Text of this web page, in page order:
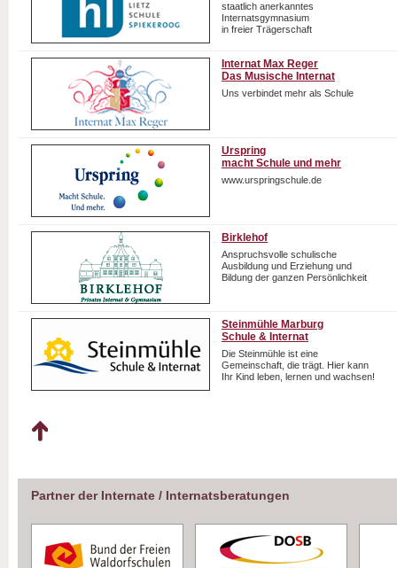
staatlich anerkanntes
Internatsgymnasium
in freier Trägerschaft
Internat Max Reger
Das Musische Internat
Uns verbindet mehr als Schule
Urspring
macht Schule und mehr
www.urspringschule.de
Birklehof
Anspruchsvolle schulische
Ausbildung und Erziehung und
Bildung der ganzen Persönlichkeit
Steinmühle Marburg
Schule & Internat
Die Steinmühle ist eine
Gemeinschaft, die trägt. Hier kann
Ihr Kind leben, lernen und wachsen!
Partner der Internate / Internatsberatungen